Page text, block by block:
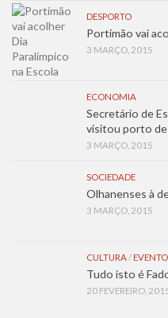
DESPORTO
Portimão vai
3 MARÇO, 2015
ECONOMIA
Secretário de
visitou porto de
3 MARÇO, 2015
SOCIEDADE
Olhanenses à
3 MARÇO, 2015
CULTURA/ EVENTO
Tudo isto é
20 FEVEREIRO,